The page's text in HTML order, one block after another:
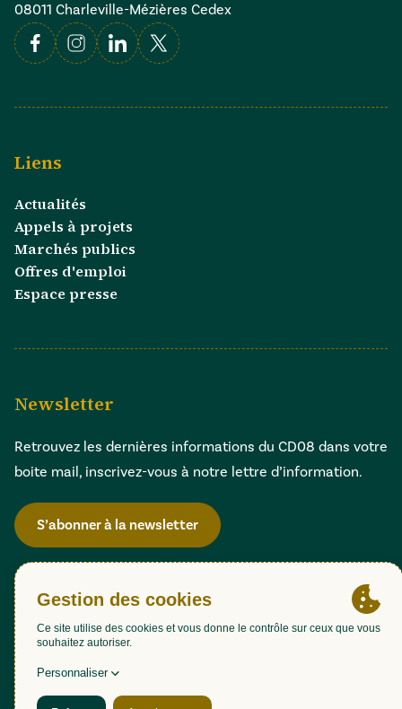
08011 Charleville-Mézières Cedex
FacebookInstagramLinkedin
X
Liens
Actualités
Appels à projets
Marchés publics
Offres d'emploi
Espace presse
Newsletter
Retrouvez les dernières informations du CD08 dans votre
boite mail, inscrivez-vous à notre lettre d’information.
S’abonner à la newsletter
Gestion des cookies
Accessibilité : partiellement conforme (98,51%)
Mentions légales
Politique de confidentialité
Plan du site